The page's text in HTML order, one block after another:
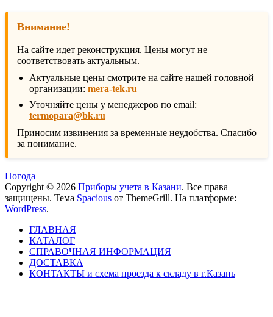
Внимание!
На сайте идет реконструкция. Цены могут не
соответствовать актуальным.
Актуальные цены смотрите на сайте нашей головной
организации: mera-tek.ru
Уточняйте цены у менеджеров по email:
termopara@bk.ru
Приносим извинения за временные неудобства. Спасибо
за понимание.
Погода
Copyright © 2026 Приборы учета в Казани. Все права
защищены. Тема Spacious от ThemeGrill. На платформе:
WordPress.
ГЛАВНАЯ
КАТАЛОГ
СПРАВОЧНАЯ ИНФОРМАЦИЯ
ДОСТАВКА
КОНТАКТЫ и схема проезда к складу в г.Казань